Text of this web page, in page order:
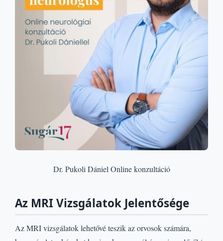
Dr. Pukoli Dániel Online konzultáció
Az MRI Vizsgálatok Jelentősége
Az MRI vizsgálatok lehetővé teszik az orvosok számára,